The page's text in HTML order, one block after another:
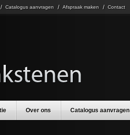
Catalogus aanvragen Afspraak maken Contact
Over ons Catalogus aanvragen